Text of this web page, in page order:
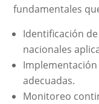
fundamentales
Identificación
nacionales
adecuadas.
Monitoreo